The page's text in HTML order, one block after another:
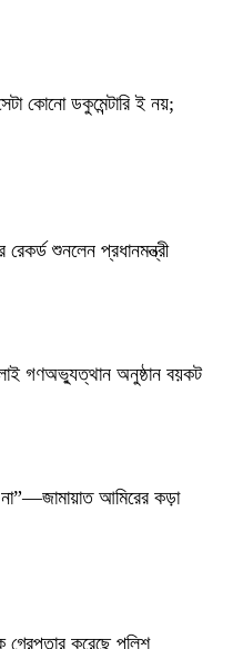
কোনো ডকুমেন্টারি ই নয়;
শুনলেন প্রধানমন্ত্রী
গণঅভ্যুত্থান অনুষ্ঠান বয়কট
আমিরের কড়া
গ্রেপ্তার করেছে পুলিশ